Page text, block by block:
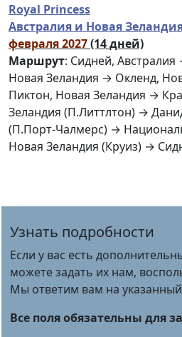
Royal Princess
Австралия и Новая
февраля 2027(14 дней)
Маршрут: Сидней,
Новая Зеландия → Окленд,
Пиктон, Новая Зеландия →
Зеландия (П.Литтлтон) →
(П.Порт-Чалмерс) →
Новая Зеландия (Круиз) →
Узнать подробности
Если у вас есть
можете задать их нам,
Мы ответим вам на
Все поля обязательны для